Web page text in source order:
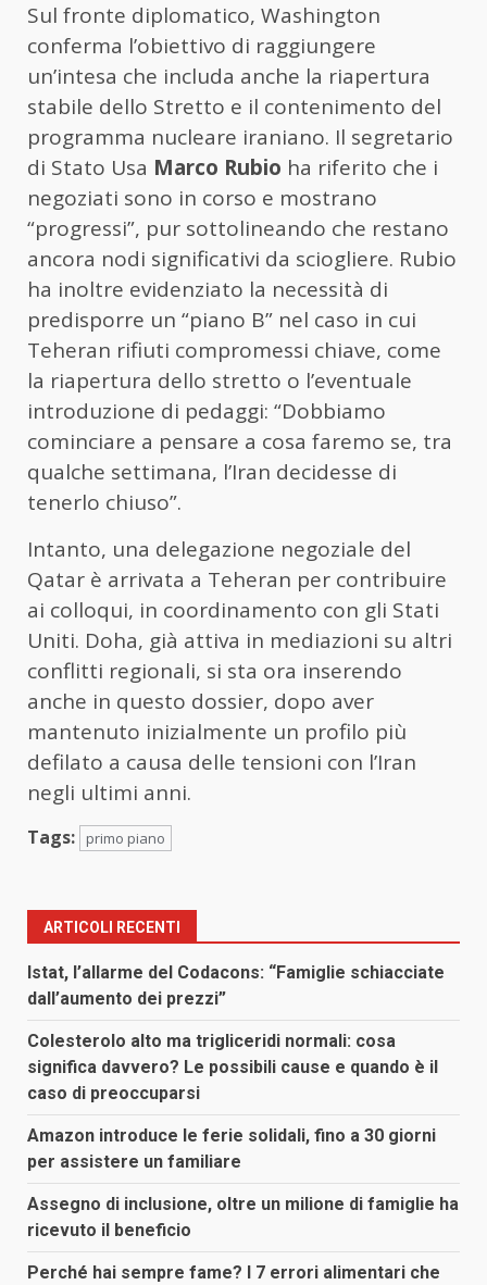
Sul fronte diplomatico, Washington
conferma l’obiettivo di raggiungere
un’intesa che includa anche la riapertura
stabile dello Stretto e il contenimento del
programma nucleare iraniano. Il segretario
di Stato Usa Marco Rubio ha riferito che i
negoziati sono in corso e mostrano
“progressi”, pur sottolineando che restano
ancora nodi significativi da sciogliere. Rubio
ha inoltre evidenziato la necessità di
predisporre un “piano B” nel caso in cui
Teheran rifiuti compromessi chiave, come
la riapertura dello stretto o l’eventuale
introduzione di pedaggi: “Dobbiamo
cominciare a pensare a cosa faremo se, tra
qualche settimana, l’Iran decidesse di
tenerlo chiuso”.
Intanto, una delegazione negoziale del
Qatar è arrivata a Teheran per contribuire
ai colloqui, in coordinamento con gli Stati
Uniti. Doha, già attiva in mediazioni su altri
conflitti regionali, si sta ora inserendo
anche in questo dossier, dopo aver
mantenuto inizialmente un profilo più
defilato a causa delle tensioni con l’Iran
negli ultimi anni.
Tags: primo piano
ARTICOLI RECENTI
Istat, l’allarme del Codacons: “Famiglie schiacciate
dall’aumento dei prezzi”
Colesterolo alto ma trigliceridi normali: cosa
significa davvero? Le possibili cause e quando è il
caso di preoccuparsi
Amazon introduce le ferie solidali, fino a 30 giorni
per assistere un familiare
Assegno di inclusione, oltre un milione di famiglie ha
ricevuto il beneficio
Perché hai sempre fame? I 7 errori alimentari che